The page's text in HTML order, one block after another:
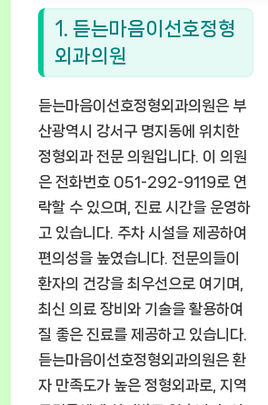
1. 듣는마음이선호정형
외과의원
듣는마음이선호정형외과의원은 부
산광역시 강서구 명지동에 위치한
정형외과 전문 의원입니다. 이 의원
은 전화번호 051-292-9119로 연
락할 수 있으며, 진료 시간을 운영하
고 있습니다. 주차 시설을 제공하여
편의성을 높였습니다. 전문의들이
환자의 건강을 최우선으로 여기며,
최신 의료 장비와 기술을 활용하여
질 좋은 진료를 제공하고 있습니다.
듣는마음이선호정형외과의원은 환
자 만족도가 높은 정형외과로, 지역